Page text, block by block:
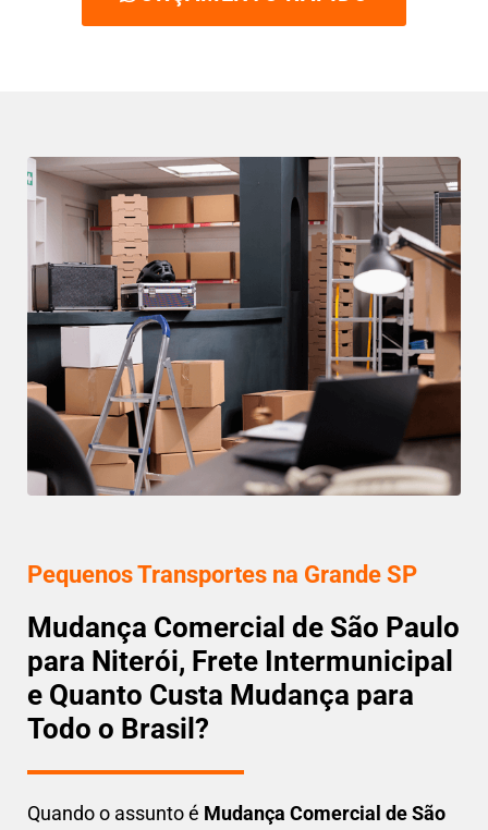
Pequenos Transportes na Grande SP
Mudança Comercial de São Paulo
para Niterói, Frete Intermunicipal
e Quanto Custa Mudança para
Todo o Brasil?
Quando o assunto é Mudança Comercial de São